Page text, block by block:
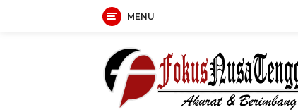
MENU